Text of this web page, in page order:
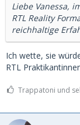
Liebe Vanessa,
RTL Reality
reichhaltige
Ich wette, sie
RTL
Trappatoni und